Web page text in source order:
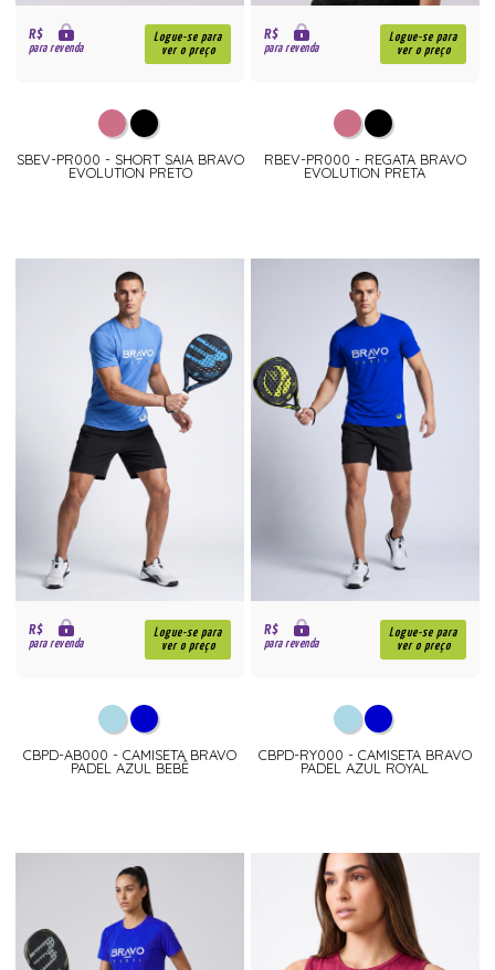
R$
para revenda
Logue-se para
ver o preço
SBEV-PR000 - SHORT SAIA BRAVO
EVOLUTION PRETO
R$
para revenda
Logue-se para
ver o preço
RBEV-PR000 - REGATA BRAVO
EVOLUTION PRETA
R$
para revenda
Logue-se para
ver o preço
CBPD-AB000 - CAMISETA BRAVO
PADEL AZUL BEBÊ
R$
para revenda
Logue-se para
ver o preço
CBPD-RY000 - CAMISETA BRAVO
PADEL AZUL ROYAL